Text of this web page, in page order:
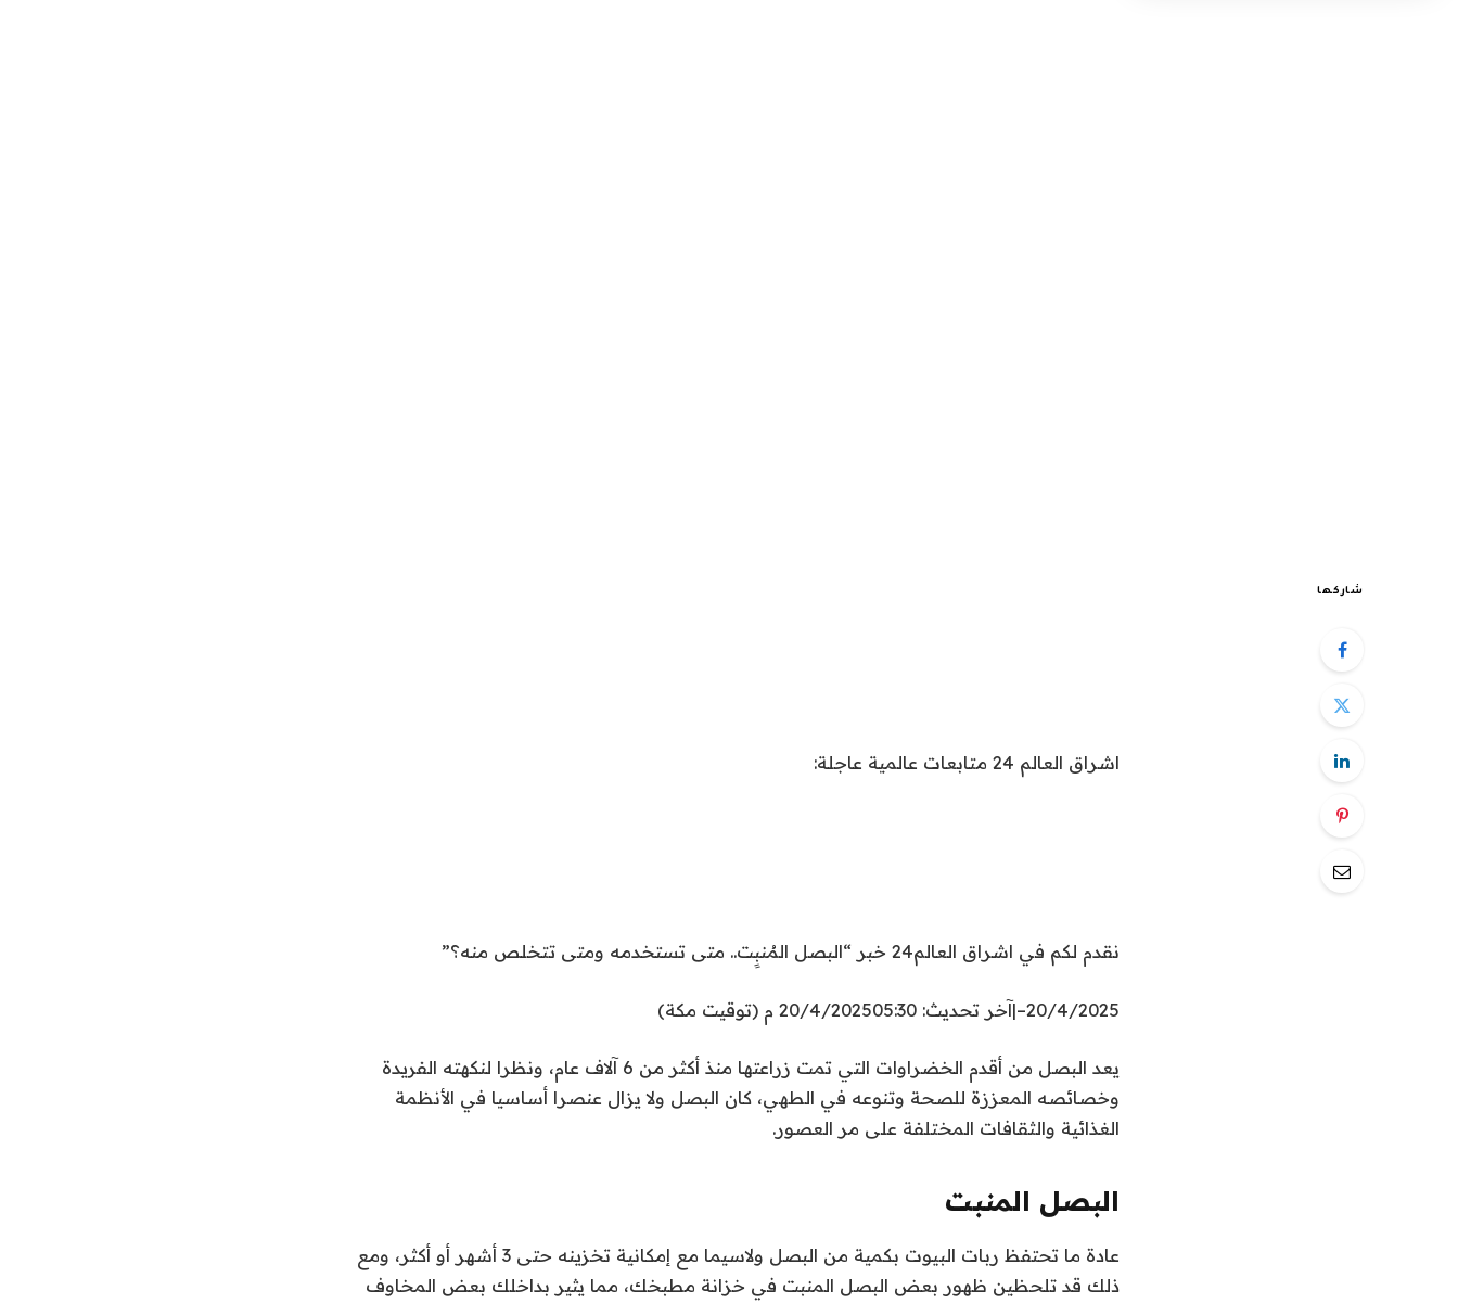
شاركها
اشراق العالم 24 متابعات عالمية عاجلة:
نقدم لكم في اشراق العالم24 خبر “البصل المُنبِِت.. متى تستخدمه ومتى تتخلص منه؟”
20/4/2025
–
|آخر تحديث: 20/4/2025 05:30 م (توقيت مكة)
يعد البصل من أقدم الخضراوات التي تمت زراعتها منذ أكثر من 6 آلاف عام، ونظرا لنكهته الفريدة
وخصائصه المعززة للصحة وتنوعه في الطهي، كان البصل ولا يزال عنصرا أساسيا في الأنظمة
الغذائية والثقافات المختلفة على مر العصور.
البصل المنبت
عادة ما تحتفظ ربات البيوت بكمية من البصل ولاسيما مع إمكانية تخزينه حتى 3 أشهر أو أكثر، ومع
ذلك قد تلحظين ظهور بعض البصل المنبت في خزانة مطبخك، مما يثير بداخلك بعض المخاوف